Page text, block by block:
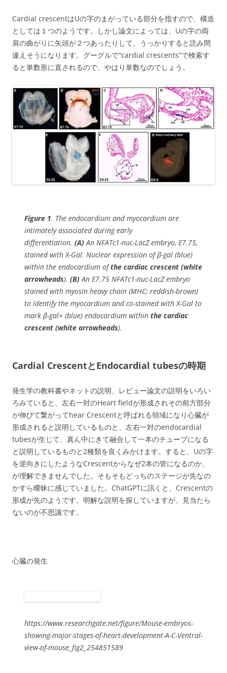
Cardial crescentはUの字のまがっている部分を指すので、構造
としては１つのようです。しかし論文によっては、Uの字の両
肩の曲がりに矢頭が２つあったりして、うっかりすると読み間
違えそうになります。グーグルで”cardial crescents”で検索す
ると単数形に直されるので、やはり単数なのでしょう。
Figure 1. The endocardium and myocardium are
intimately associated during early
differentiation. (A)An NFATc1-nuc-LacZ embryo, E7.75,
stained with X-Gal. Nuclear expression of β-gal (blue)
within the endocardium ofthe cardiac crescent (white
arrowheads). (B)An E7.75 NFATc1-nuc-LacZ embryo
stained with myosin heavy chain (MHC; reddish-brown)
to identify the myocardium and co-stained with X-Gal to
mark β-gal+ (blue) endocardium within the cardiac
crescent (white arrowheads).
Cardial CrescentとEndocardial tubesの時期
発生学の教科書やネットの説明、レビュー論文の説明をいろい
ろみていると、左右一対のHeart fieldが形成されその前方部分
が伸びて繋がってhear Crescentと呼ばれる領域になり心臓が
形成されると説明しているものと、左右一対のendocardial
tubesが生じて、真ん中にきて融合して一本のチューブになる
と説明しているものと2種類を良くみかけます。すると、Uの字
を逆向きにしたようなCrescentからなぜ2本の管になるのか、
が理解できませんでした。そもそもどっちのステージが先なの
かすら曖昧に感じていました。ChatGPTに訊くと、Crescentの
形成が先のようです。明解な説明を探していますが、見当たら
ないのが不思議です。
心臓の発生
https://www.researchgate.net/figure/Mouse-embryos-
showing-major-stages-of-heart-development-A-C-Ventral-
view-of-mouse_fig2_254851589